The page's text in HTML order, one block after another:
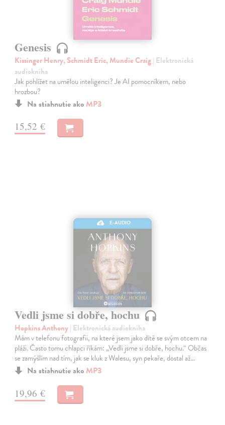
Genesis
Kissinger Henry, Schmidt Eric, Mundie Craig| Elektronická
audiokniha
Jak pohlížet na umělou inteligenci? Je AI pomocníkem, nebo
hrozbou?
Na stiahnutie ako MP3
15,52 €
E-AUDIO
Vedli jsme si dobře, hochu
Hopkins Anthony| Elektronická audiokniha
Mám v telefonu fotografii, na které jsem jako dítě se svým otcem na
pláži. Často tomu chlapci říkám: „Vedli jsme si dobře, hochu.“ Občas
se zamýšlím nad tím, jak se kluk z Walesu, syn pekaře, dostal až…
Na stiahnutie ako MP3
19,96 €